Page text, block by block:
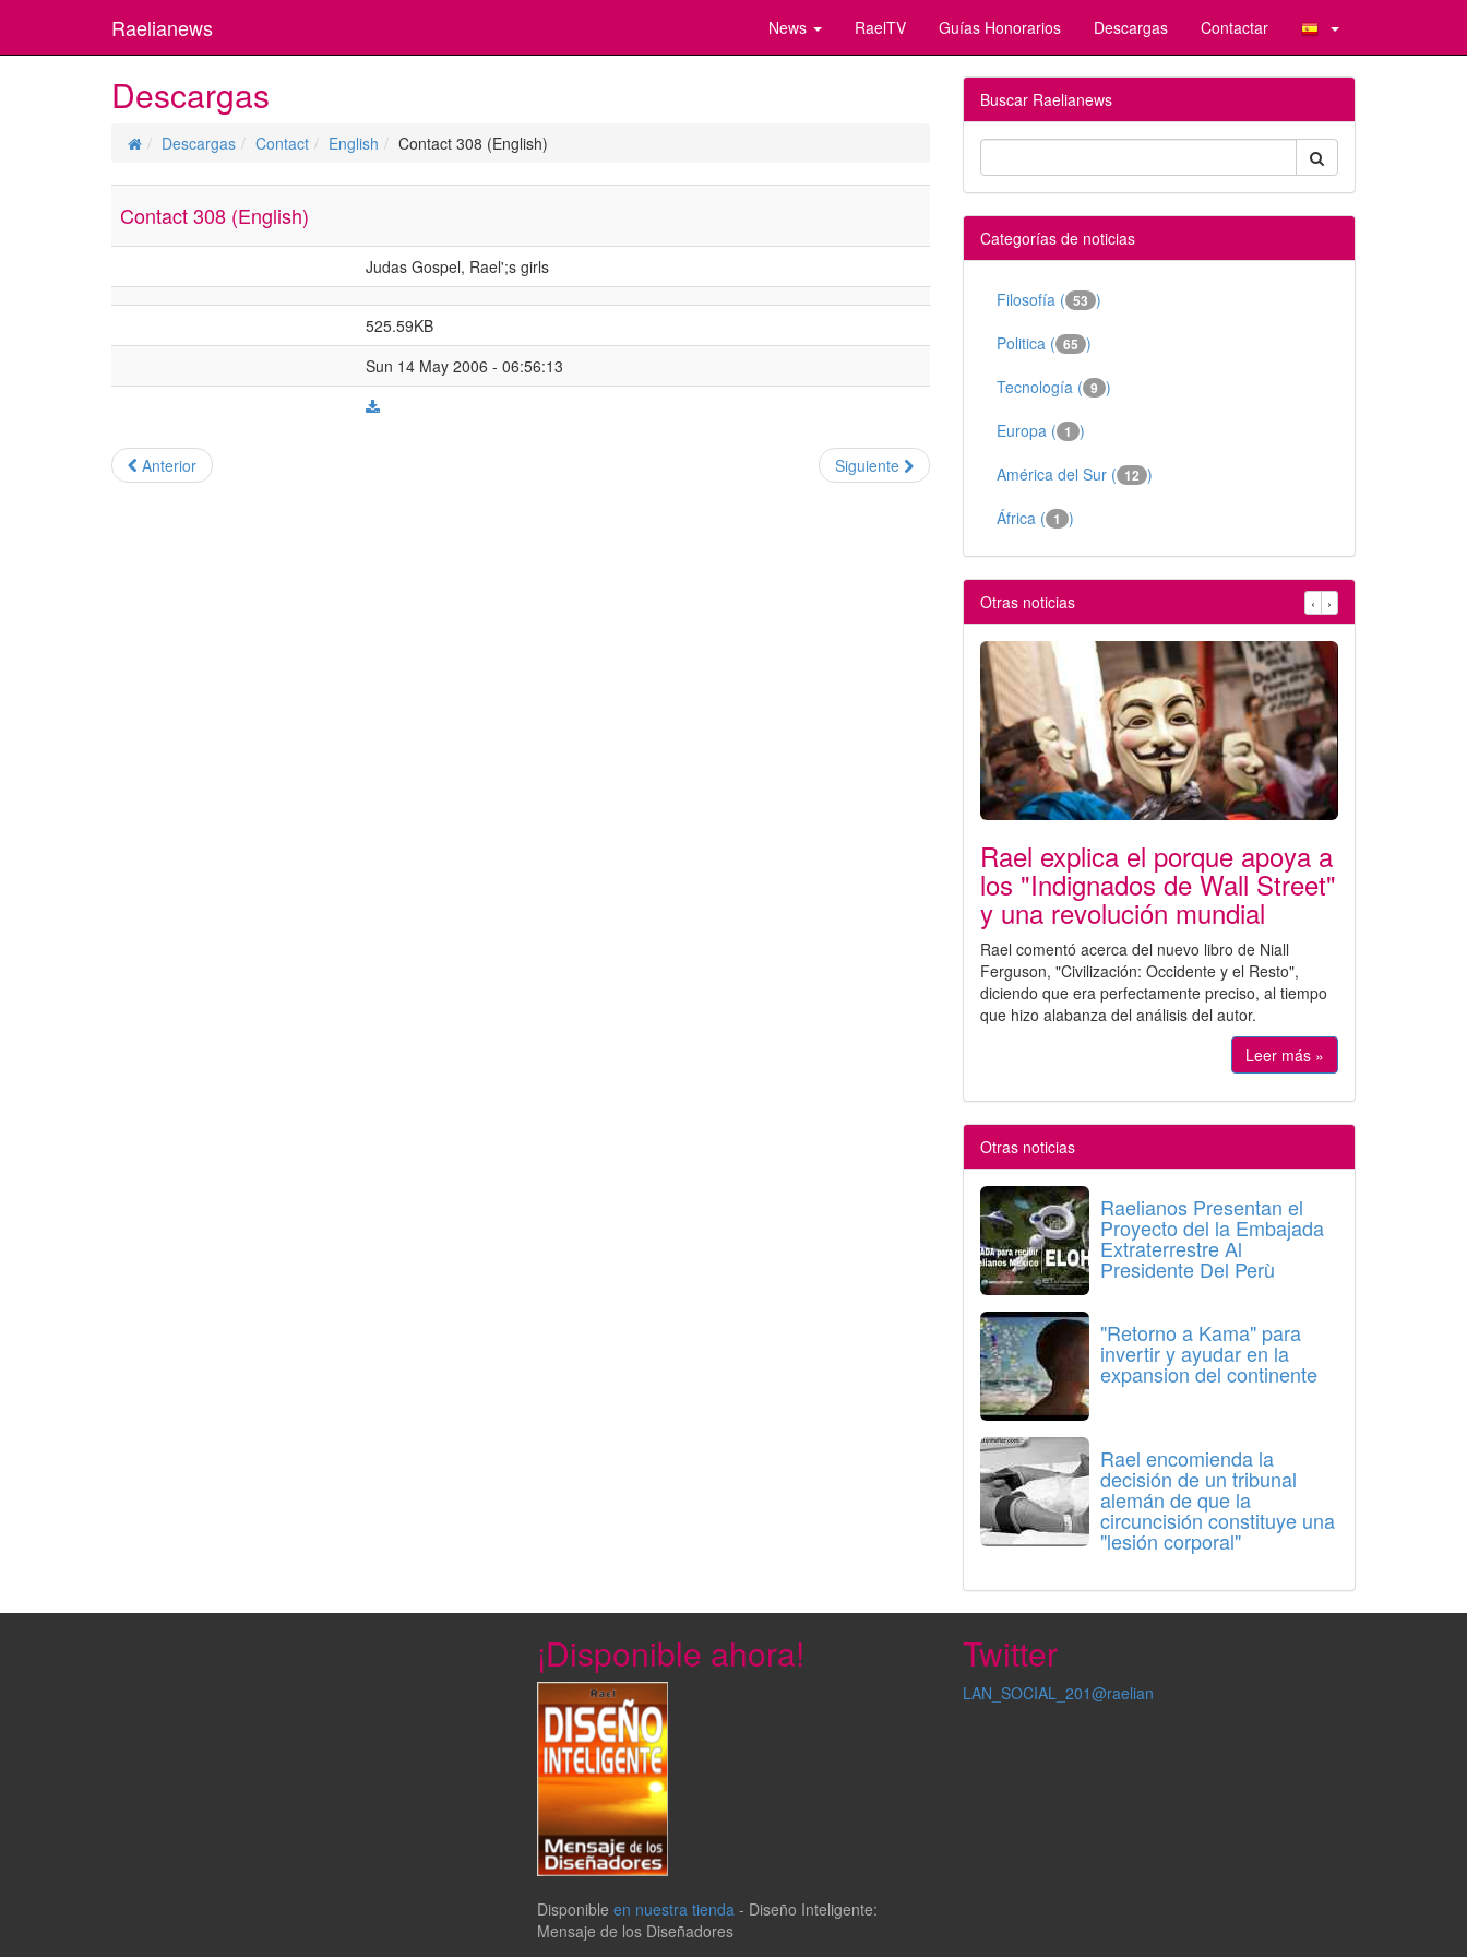
Raelianews News RaelTV Guías Honorarios Descargas Contactar
Descargas
Descargas Contact English Contact 308 (English)
Contact 308 (English)
Judas Gospel, Rael';s girls
525.59KB
Sun 14 May 2006 - 06:56:13
Anterior Siguiente
Buscar Raelianews
Categorías de noticias
Filosofía ( 53 )
Politica ( 65 )
Tecnología ( 9 )
Europa ( 1 )
América del Sur ( 12 )
África ( 1 )
Otras noticias ‹ ›
Rael explica el porque apoya a
los "Indignados de Wall Street"
y una revolución mundial
Rael comentó acerca del nuevo libro de Niall
Ferguson, "Civilización: Occidente y el Resto",
diciendo que era perfectamente preciso, al tiempo
que hizo alabanza del análisis del autor.
Leer más »
Otras noticias
Raelianos Presentan el
Proyecto del la Embajada
Extraterrestre Al
Presidente Del Perù
"Retorno a Kama" para
invertir y ayudar en la
expansion del continente
Rael encomienda la
decisión de un tribunal
alemán de que la
circuncisión constituye una
"lesión corporal"
¡Disponible ahora!
Disponible en nuestra tienda - Diseño Inteligente:
Mensaje de los Diseñadores
Twitter
LAN_SOCIAL_201@raelian